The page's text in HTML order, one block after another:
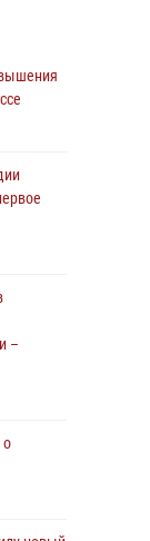
новый
–
о